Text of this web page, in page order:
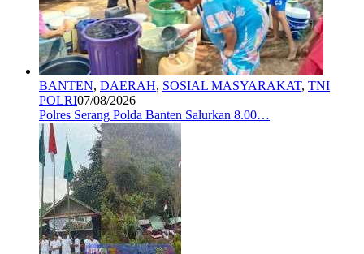
BANTEN, DAERAH, SOSIAL MASYARAKAT, TNI
POLRI07/08/2026
Polres Serang Polda Banten Salurkan 8.00…